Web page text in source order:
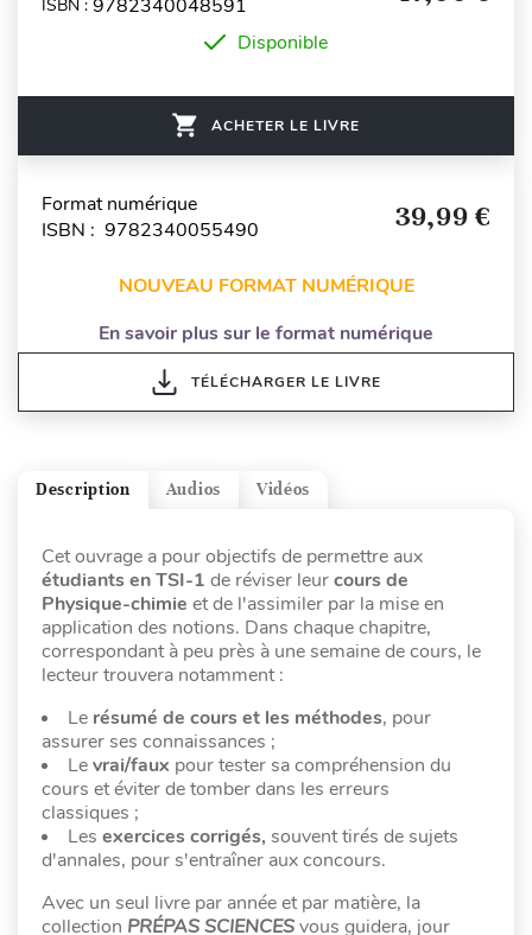
ISBN : 9782340048591
Disponible
ACHETER LE LIVRE
Format numérique
ISBN : 9782340055490
39,99 €
NOUVEAU FORMAT NUMÉRIQUE
En savoir plus sur le format numérique
TÉLÉCHARGER LE LIVRE
Vidéos
Audios
Description
Cet ouvrage a pour objectifs de permettre aux
étudiants en TSI-1 de réviser leurcours de
Physique-chimie et de l'assimiler par la mise en
application des notions. Dans chaque chapitre,
correspondant à peu près à une semaine de cours, le
lecteur trouvera notamment :
Le résumé de cours et les méthodes, pour
assurer ses connaissances ;
Levrai/faux pour tester sa compréhension du
cours et éviter de tomber dans les erreurs
classiques ;
Les exercices corrigés, souvent tirés de sujets
d'annales, pour s'entraîner aux concours.
Avec un seul livre par année et par matière, la
collection PRÉPAS SCIENCESvous guidera, jour